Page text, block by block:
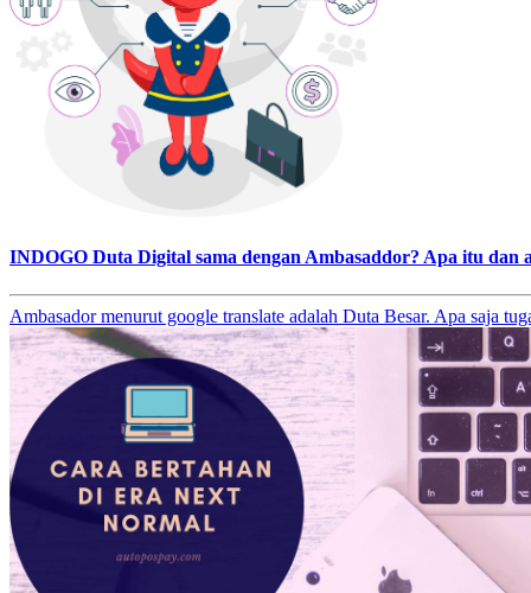
INDOGO Duta Digital sama dengan Ambasaddor? Apa itu dan
Ambasador menurut google translate adalah Duta Besar. Apa saja